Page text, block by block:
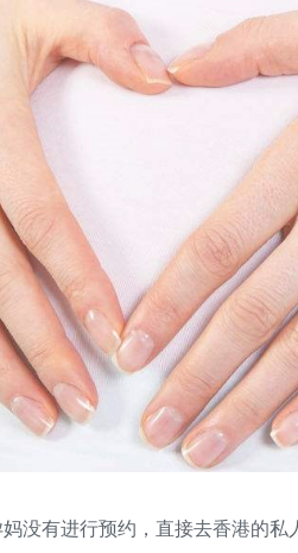
有进行预约，直接去香港的私